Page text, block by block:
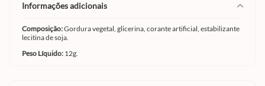
informações adicionais
Composição:Gordura vegetal, glicerina, corante artificial, estabilizante
lecitina de soja.
Peso Líquido: 12g.